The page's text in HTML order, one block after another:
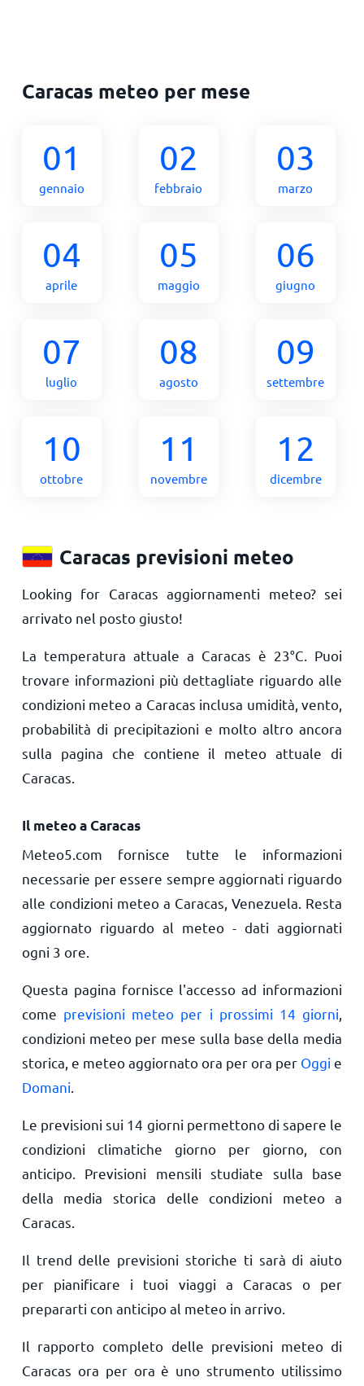
Caracas meteo per mese
01
gennaio
02
febbraio
03
marzo
04
aprile
05
maggio
06
giugno
07
luglio
08
agosto
09
settembre
10
ottobre
11
novembre
12
dicembre
Caracas previsioni meteo
Looking for Caracas aggiornamenti meteo? sei
arrivato nel posto giusto!
La temperatura attuale a Caracas è 23°C . Puoi
trovare informazioni più dettagliate riguardo alle
condizioni meteo a Caracas inclusa umidità, vento,
probabilità di precipitazioni e molto altro ancora
sulla pagina che contiene il meteo attuale di
Caracas.
Il meteo a Caracas
Meteo5.com fornisce tutte le informazioni
necessarie per essere sempre aggiornati riguardo
alle condizioni meteo a Caracas, Venezuela. Resta
aggiornato riguardo al meteo - dati aggiornati
ogni 3 ore.
Questa pagina fornisce l'accesso ad informazioni
come previsioni meteo per i prossimi 14 giorni
condizioni meteo per mese sulla base della media
storica, e meteo aggiornato ora per ora per Oggi e
Domani
Le previsioni sui 14 giorni permettono di sapere le
condizioni climatiche giorno per giorno, con
anticipo. Previsioni mensili studiate sulla base
della media storica delle condizioni meteo a
Caracas.
Il trend delle previsioni storiche ti sarà di aiuto
per pianificare i tuoi viaggi a Caracas o per
prepararti con anticipo al meteo in arrivo.
Il rapporto completo delle previsioni meteo di
Caracas ora per ora è uno strumento utilissimo